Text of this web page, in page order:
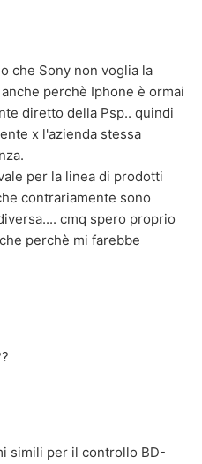
che Sony non voglia la
perchè Iphone è ormai
diretto della Psp.. quindi
x l'azienda stessa
per la linea di prodotti
contrariamente sono
cmq spero proprio
perchè mi farebbe
simili per il controllo BD-